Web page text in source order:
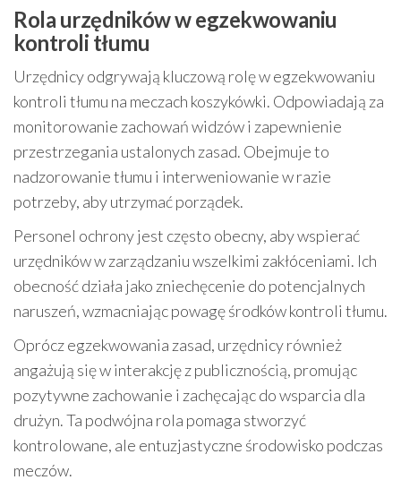
Rola urzędników w egzekwowaniu
kontroli tłumu
Urzędnicy odgrywają kluczową rolę w egzekwowaniu
kontroli tłumu na meczach koszykówki. Odpowiadają za
monitorowanie zachowań widzów i zapewnienie
przestrzegania ustalonych zasad. Obejmuje to
nadzorowanie tłumu i interweniowanie w razie
potrzeby, aby utrzymać porządek.
Personel ochrony jest często obecny, aby wspierać
urzędników w zarządzaniu wszelkimi zakłóceniami. Ich
obecność działa jako zniechęcenie do potencjalnych
naruszeń, wzmacniając powagę środków kontroli tłumu.
Oprócz egzekwowania zasad, urzędnicy również
angażują się w interakcję z publicznością, promując
pozytywne zachowanie i zachęcając do wsparcia dla
drużyn. Ta podwójna rola pomaga stworzyć
kontrolowane, ale entuzjastyczne środowisko podczas
meczów.